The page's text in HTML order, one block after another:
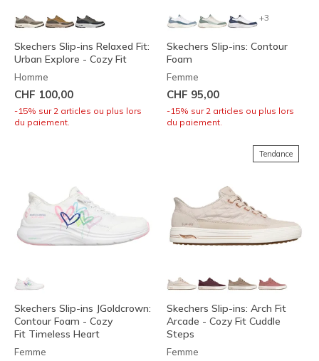
Skechers Slip-ins Relaxed Fit:
Urban Explore - Cozy Fit
Homme
CHF 100,00
-15% sur 2 articles ou plus lors
du paiement.
+3
Skechers Slip-ins: Contour
Foam
Femme
CHF 95,00
-15% sur 2 articles ou plus lors
du paiement.
Skechers Slip-ins JGoldcrown:
Contour Foam - Cozy
Fit Timeless Heart
Femme
Tendance
Skechers Slip-ins: Arch Fit
Arcade - Cozy Fit Cuddle
Steps
Femme